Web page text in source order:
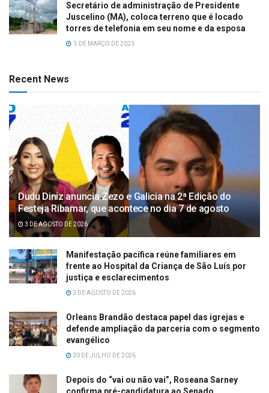
Secretário de administração de Presidente
Juscelino (MA), coloca terreno que é locado
torres de telefonia em seu nome e da esposa
5 DE MARÇO DE 2023
Recent News
Dudu Diniz anuncia Zezo e Galicia na 2ª Edição do
Festeja Ribamar, que acontece no dia 7 de agosto
3 DE AGOSTO DE 2026
Manifestação pacífica reúne familiares em
frente ao Hospital da Criança de São Luís por
justiça e esclarecimentos
3 DE AGOSTO DE 2026
Orleans Brandão destaca papel das igrejas e
defende ampliação da parceria com o segmento
evangélico
30 DE JULHO DE 2026
Depois do “vai ou não vai”, Roseana Sarney